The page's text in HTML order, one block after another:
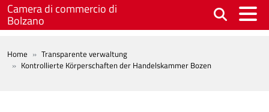
Skip to main content
Camera di commercio di
Bolzano
BREADCRUMB
Home
Transparente verwaltung
Kontrollierte Körperschaften der Handelskammer Bozen